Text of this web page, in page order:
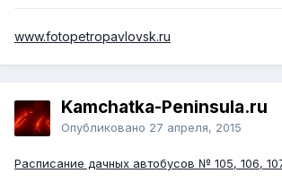
www.fotopetropavlovsk.ru
Kamchatka-Peninsula.ru
Опубликовано 27 апреля, 2015
Расписание дачных автобусов № 105, 106,